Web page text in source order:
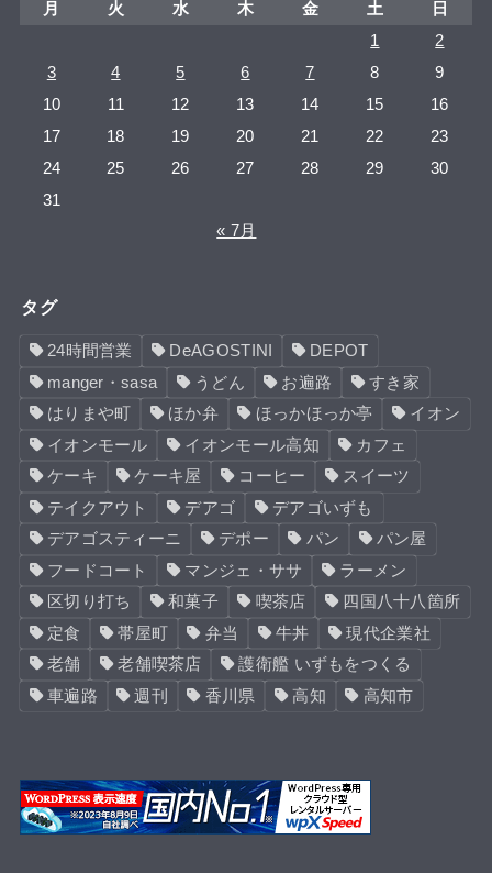
月
火 水 木 金 土
日
1
2
3
4 5 6 7 8
9
10
11 12 13 14 15
16
17
18 19 20 21 22
23
24
25 26 27 28 29
30
31
« 7月
タグ
24時間営業 DeAGOSTINI
DEPOT
manger・sasa
うどん お遍路
すき家
はりまや町
ほか弁 ほっかほっか亭
イオン
イオンモール
イオンモール高知
カフェ
ケーキ
ケーキ屋 コーヒー
スイーツ
テイクアウト
デアゴ
デアゴいずも
デアゴスティーニ
デポー パン
パン屋
フードコート
マンジェ・ササ
ラーメン
区切り打ち
和菓子 喫茶店
四国八十八箇所
定食
帯屋町 弁当 牛丼
現代企業社
老舗
老舗喫茶店
護衛艦 いずもをつくる
車遍路
週刊 香川県 高知 高知市